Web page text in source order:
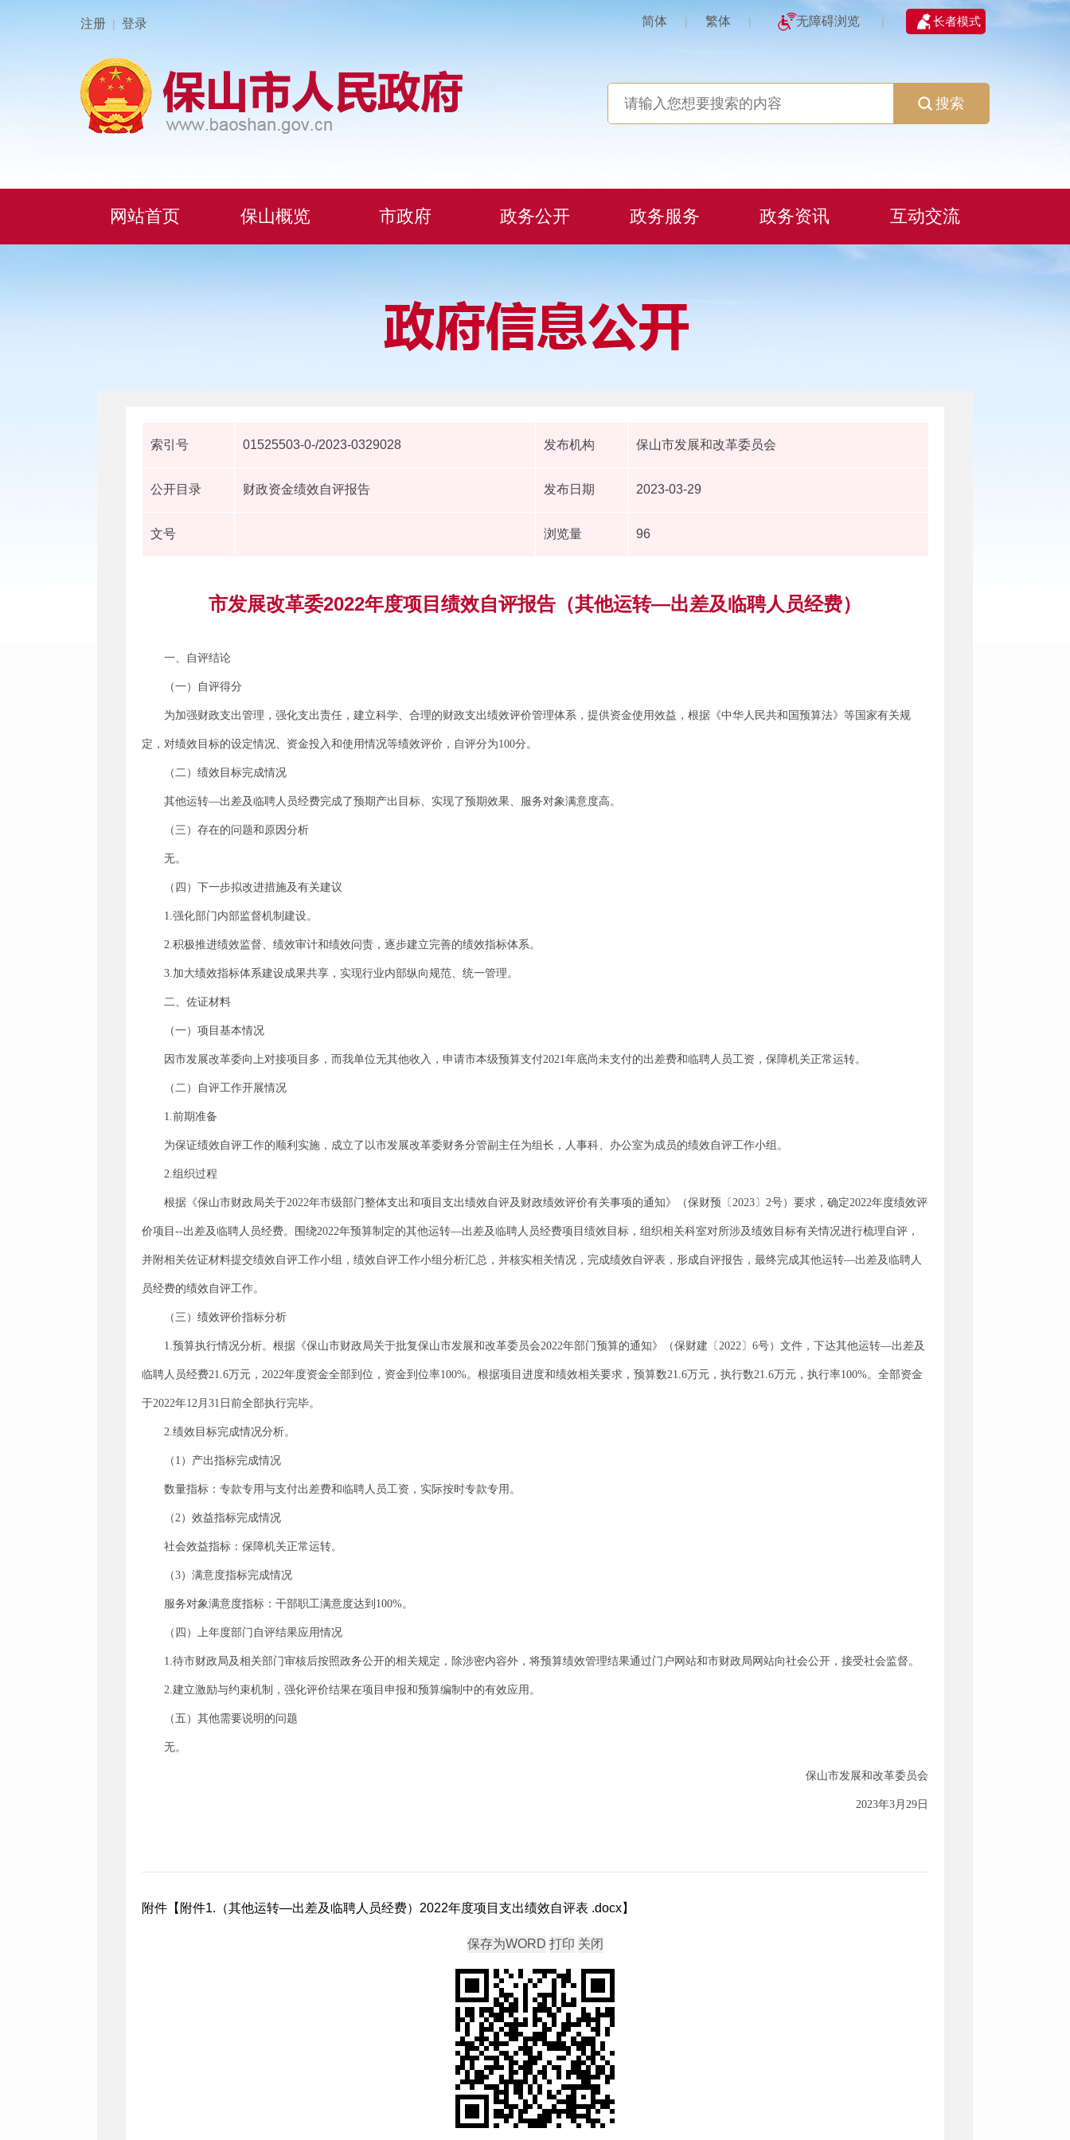
注册 | 登录 简体 | 繁体 | 无障碍浏览 | 长者模式
搜索
网站首页 保山概览 市政府 政务公开 政务服务 政务资讯 互动交流
索引号 01525503-0-/2023-0329028 发布机构 保山市发展和改革委员会
公开目录 财政资金绩效自评报告 发布日期 2023-03-29
文号 浏览量 96
市发展改革委2022年度项目绩效自评报告（其他运转—出差及临聘人员经费）
一、自评结论
（一）自评得分
为加强财政支出管理，强化支出责任，建立科学、合理的财政支出绩效评价管理体系，提供资金使用效益，根据《中华人民共和国预算法》等国家有关规
定，对绩效目标的设定情况、资金投入和使用情况等绩效评价，自评分为100分。
（二）绩效目标完成情况
其他运转—出差及临聘人员经费完成了预期产出目标、实现了预期效果、服务对象满意度高。
（三）存在的问题和原因分析
无。
（四）下一步拟改进措施及有关建议
1.强化部门内部监督机制建设。
2.积极推进绩效监督、绩效审计和绩效问责，逐步建立完善的绩效指标体系。
3.加大绩效指标体系建设成果共享，实现行业内部纵向规范、统一管理。
二、佐证材料
（一）项目基本情况
因市发展改革委向上对接项目多，而我单位无其他收入，申请市本级预算支付2021年底尚未支付的出差费和临聘人员工资，保障机关正常运转。
（二）自评工作开展情况
1.前期准备
为保证绩效自评工作的顺利实施，成立了以市发展改革委财务分管副主任为组长，人事科、办公室为成员的绩效自评工作小组。
2.组织过程
根据《保山市财政局关于2022年市级部门整体支出和项目支出绩效自评及财政绩效评价有关事项的通知》（保财预〔2023〕2号）要求，确定2022年度绩效评
价项目--出差及临聘人员经费。围绕2022年预算制定的其他运转—出差及临聘人员经费项目绩效目标，组织相关科室对所涉及绩效目标有关情况进行梳理自评，
并附相关佐证材料提交绩效自评工作小组，绩效自评工作小组分析汇总，并核实相关情况，完成绩效自评表，形成自评报告，最终完成其他运转—出差及临聘人
员经费的绩效自评工作。
（三）绩效评价指标分析
1.预算执行情况分析。根据《保山市财政局关于批复保山市发展和改革委员会2022年部门预算的通知》（保财建〔2022〕6号）文件，下达其他运转—出差及
临聘人员经费21.6万元，2022年度资金全部到位，资金到位率100%。根据项目进度和绩效相关要求，预算数21.6万元，执行数21.6万元，执行率100%。全部资金
于2022年12月31日前全部执行完毕。
2.绩效目标完成情况分析。
（1）产出指标完成情况
数量指标：专款专用与支付出差费和临聘人员工资，实际按时专款专用。
（2）效益指标完成情况
社会效益指标：保障机关正常运转。
（3）满意度指标完成情况
服务对象满意度指标：干部职工满意度达到100%。
（四）上年度部门自评结果应用情况
1.待市财政局及相关部门审核后按照政务公开的相关规定，除涉密内容外，将预算绩效管理结果通过门户网站和市财政局网站向社会公开，接受社会监督。
2.建立激励与约束机制，强化评价结果在项目申报和预算编制中的有效应用。
（五）其他需要说明的问题
无。
保山市发展和改革委员会
2023年3月29日
附件【 附件1.（其他运转—出差及临聘人员经费）2022年度项目支出绩效自评表 .docx】